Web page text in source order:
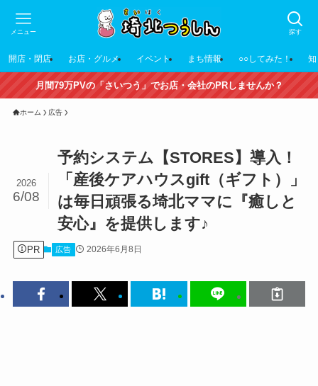
探す
メニュー
開店・閉店 お店・グルメ イベント まち情報 ○○してみた！
月間79万PVの「さいつう」でお店・会社のPRしませんか？
ホーム 広告
予約システム【STORES】導入！
「産後ケアハウスgift（ギフト）」
は毎日頑張る埼北ママに『癒しと
安心』を提供します♪
2026
6/08
PR 広告 2026年6月8日